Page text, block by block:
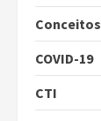
Conceitos
COVID-19
CTI